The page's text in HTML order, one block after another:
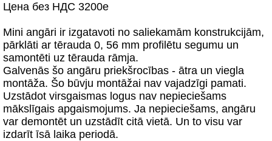
Цена без НДС 3200e
Mini angāri ir izgatavoti no saliekamām konstrukcijām,
pārklāti ar tērauda 0, 56 mm profilētu segumu un
samontēti uz tērauda rāmja.
Galvenās šo angāru priekšrocības - ātra un viegla
montāža. Šo būvju montāžai nav vajadzīgi pamati.
Uzstādot virsgaismas logus nav nepieciešams
mākslīgais apgaismojums. Ja nepieciešams, angāru
var demontēt un uzstādīt citā vietā. Un to visu var
izdarīt īsā laika periodā.